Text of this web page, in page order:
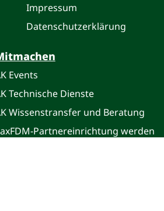
Impressum
Datenschutzerklärung
Events
Technische Dienste
Wissenstransfer und Beratung
Partnereinrichtung werden